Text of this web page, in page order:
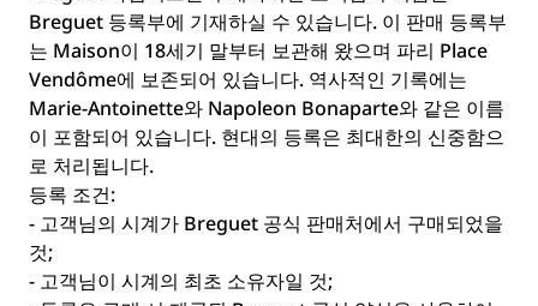
Breguet 등록부에 기재하실 수 있습니다. 이 판매 등록부
는 Maison이 18세기 말부터 보관해 왔으며 파리 Place
Vendôme에 보존되어 있습니다. 역사적인 기록에는
Marie-Antoinette와 Napoleon Bonaparte와 같은 이름
이 포함되어 있습니다. 현대의 등록은 최대한의 신중함으
로 처리됩니다.
등록 조건:
- 고객님의 시계가 Breguet 공식 판매처에서 구매되었을
것;
- 고객님이 시계의 최초 소유자일 것;